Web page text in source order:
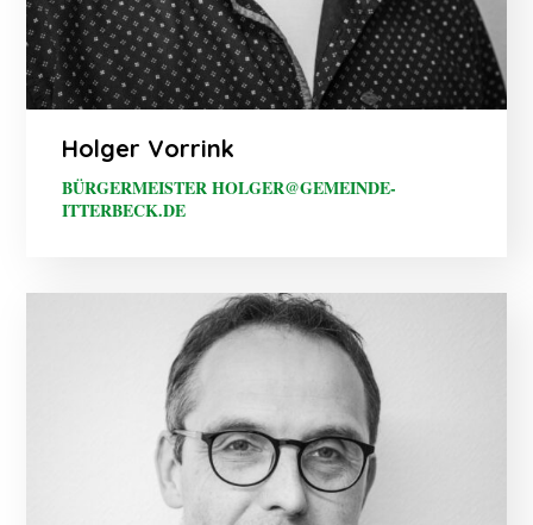
Holger Vorrink
BÜRGERMEISTER HOLGER@GEMEINDE-
ITTERBECK.DE